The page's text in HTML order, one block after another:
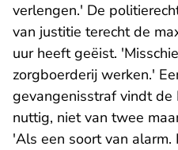
verlengen.' De
van justitie terecht de
uur heeft geëist.
zorgboerderij werken.'
gevangenisstraf vindt de
nuttig, niet van twee
'Als een soort van